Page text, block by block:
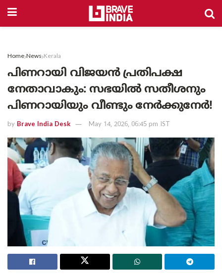
Home News Kerala
പിണറായി വിജയൻ പ്രതിപക്ഷ
നേതാവാകും: സഭയിൽ സതീശനും
പിണറായിയും വീണ്ടും നേർക്കുനേർ!
by Brave India Desk May 14, 2026, 06:45 pm IST